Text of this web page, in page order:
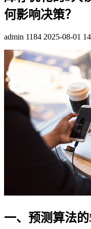
何影响决策？
admin 1184 2025-08-01
一、预测算法